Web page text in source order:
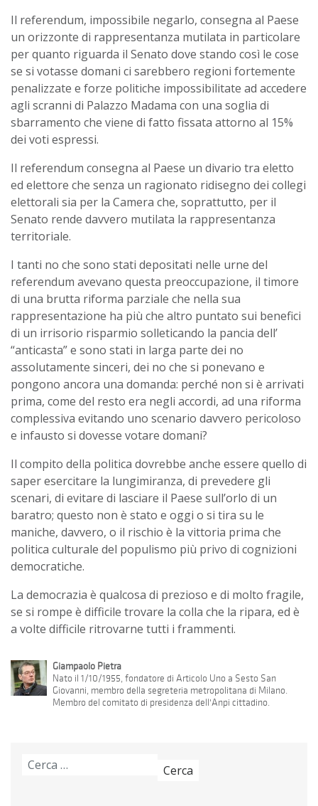
Il referendum, impossibile negarlo, consegna al Paese
un orizzonte di rappresentanza mutilata in particolare
per quanto riguarda il Senato dove stando così le cose
se si votasse domani ci sarebbero regioni fortemente
penalizzate e forze politiche impossibilitate ad accedere
agli scranni di Palazzo Madama con una soglia di
sbarramento che viene di fatto fissata attorno al 15%
dei voti espressi.
Il referendum consegna al Paese un divario tra eletto
ed elettore che senza un ragionato ridisegno dei collegi
elettorali sia per la Camera che, soprattutto, per il
Senato rende davvero mutilata la rappresentanza
territoriale.
I tanti no che sono stati depositati nelle urne del
referendum avevano questa preoccupazione, il timore
di una brutta riforma parziale che nella sua
rappresentazione ha più che altro puntato sui benefici
di un irrisorio risparmio solleticando la pancia dell’
“anticasta” e sono stati in larga parte dei no
assolutamente sinceri, dei no che si ponevano e
pongono ancora una domanda: perché non si è arrivati
prima, come del resto era negli accordi, ad una riforma
complessiva evitando uno scenario davvero pericoloso
e infausto si dovesse votare domani?
Il compito della politica dovrebbe anche essere quello di
saper esercitare la lungimiranza, di prevedere gli
scenari, di evitare di lasciare il Paese sull’orlo di un
baratro; questo non è stato e oggi o si tira su le
maniche, davvero, o il rischio è la vittoria prima che
politica culturale del populismo più privo di cognizioni
democratiche.
La democrazia è qualcosa di prezioso e di molto fragile,
se si rompe è difficile trovare la colla che la ripara, ed è
a volte difficile ritrovarne tutti i frammenti.
Giampaolo Pietra
Nato il 1/10/1955, fondatore di Articolo Uno a Sesto San
Giovanni, membro della segreteria metropolitana di Milano.
Membro del comitato di presidenza dell'Anpi cittadino.
Ricerca